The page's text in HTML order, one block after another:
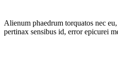
Alienum phaedrum torquatos nec
pertinax sensibus id, error epicurei